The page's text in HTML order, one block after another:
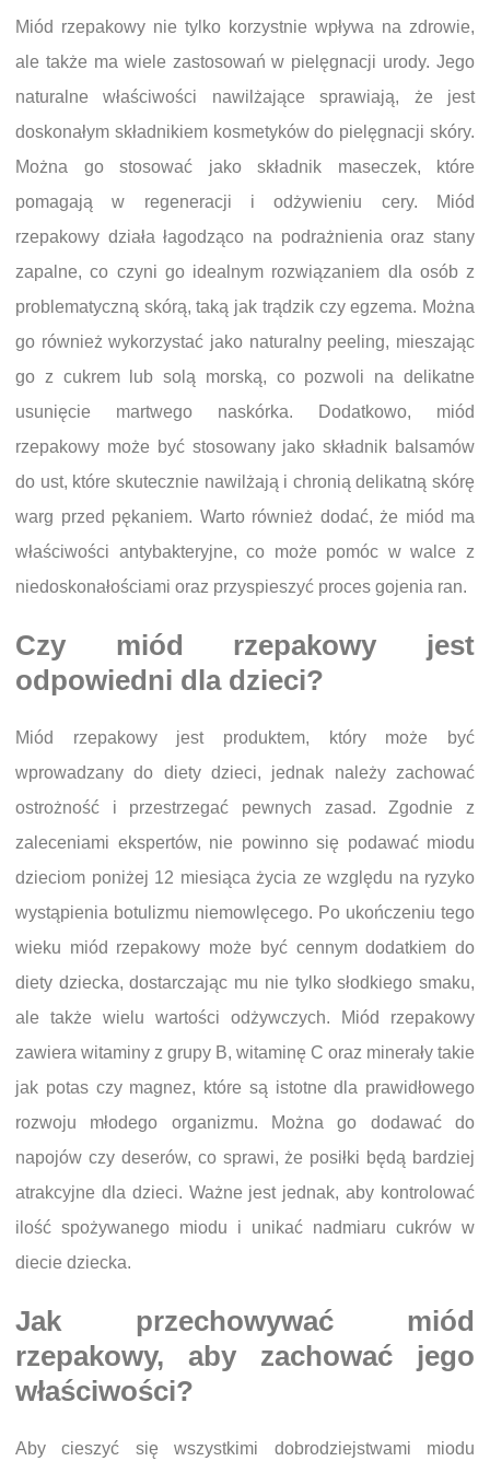
Miód rzepakowy nie tylko korzystnie wpływa na zdrowie,
ale także ma wiele zastosowań w pielęgnacji urody. Jego
naturalne właściwości nawilżające sprawiają, że jest
doskonałym składnikiem kosmetyków do pielęgnacji skóry.
Można go stosować jako składnik maseczek, które
pomagają w regeneracji i odżywieniu cery. Miód
rzepakowy działa łagodząco na podrażnienia oraz stany
zapalne, co czyni go idealnym rozwiązaniem dla osób z
problematyczną skórą, taką jak trądzik czy egzema. Można
go również wykorzystać jako naturalny peeling, mieszając
go z cukrem lub solą morską, co pozwoli na delikatne
usunięcie martwego naskórka. Dodatkowo, miód
rzepakowy może być stosowany jako składnik balsamów
do ust, które skutecznie nawilżają i chronią delikatną skórę
warg przed pękaniem. Warto również dodać, że miód ma
właściwości antybakteryjne, co może pomóc w walce z
niedoskonałościami oraz przyspieszyć proces gojenia ran.
Czy miód rzepakowy jest
odpowiedni dla dzieci?
Miód rzepakowy jest produktem, który może być
wprowadzany do diety dzieci, jednak należy zachować
ostrożność i przestrzegać pewnych zasad. Zgodnie z
zaleceniami ekspertów, nie powinno się podawać miodu
dzieciom poniżej 12 miesiąca życia ze względu na ryzyko
wystąpienia botulizmu niemowlęcego. Po ukończeniu tego
wieku miód rzepakowy może być cennym dodatkiem do
diety dziecka, dostarczając mu nie tylko słodkiego smaku,
ale także wielu wartości odżywczych. Miód rzepakowy
zawiera witaminy z grupy B, witaminę C oraz minerały takie
jak potas czy magnez, które są istotne dla prawidłowego
rozwoju młodego organizmu. Można go dodawać do
napojów czy deserów, co sprawi, że posiłki będą bardziej
atrakcyjne dla dzieci. Ważne jest jednak, aby kontrolować
ilość spożywanego miodu i unikać nadmiaru cukrów w
diecie dziecka.
Jak przechowywać miód
rzepakowy, aby zachować jego
właściwości?
Aby cieszyć się wszystkimi dobrodziejstwami miodu